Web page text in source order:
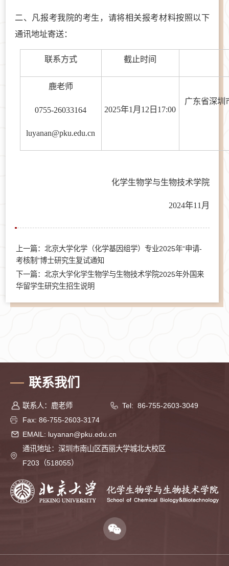
二、 凡报考我院的考生，请将相关报考材料按照以下
通讯地址寄送：
联系方式 截止时间
鹿老师
0755-26033164
luyanan@pku.edu.cn
2025年1月 12 日 17:00
广东省深圳
化学生物学与生物技术学院
2024年11月
上一篇：北京大学化学（化学基因组学）专业2025年“申请-
考核制”博士研究生复试通知
下一篇：北京大学化学生物学与生物技术学院2025年外国来
华留学生研究生招生说明
联系我们
联系人：鹿老师
Tel: 86-755-2603-3049
Fax: 86-755-2603-3174
EMAIL: luyanan@pku.edu.cn
通讯地址：深圳市南山区西丽大学城北大校区
F203（518055）